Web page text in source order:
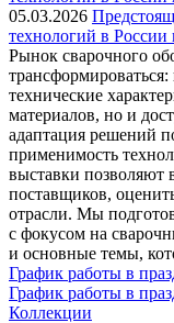
05.03.2026
технологий в России
Рынок сварочного
технические
материалов, но и
адаптация решений
применимость
выставки позволяют
поставщиков,
отрасли. Мы
с фокусом на
и основные темы,
График работы в
График работы в
Коллекции